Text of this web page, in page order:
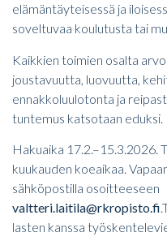
elämäntäyteisessä ja
soveltuvaa koulutusta tai
Kaikkien toimien osalta
joustavuutta, luovuutta,
ennakkoluulotonta ja
tuntemus katsotaan eduksi.
Hakuaika 17.2.–15.3.2026.
kuukauden koeaikaa.
sähköpostilla osoitteeseen
valtteri.laitila@rkropisto.fi
lasten kanssa